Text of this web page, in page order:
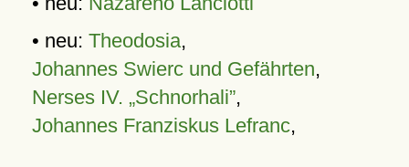
• neu: Theodosia,
Johannes Swierc und Gefährten,
Nerses IV. „Schnorhali”,
Johannes Franziskus Lefranc,